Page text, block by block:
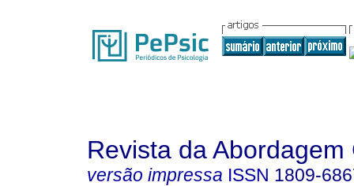
Revista da Abordagem
versão impressa ISSN 1809-